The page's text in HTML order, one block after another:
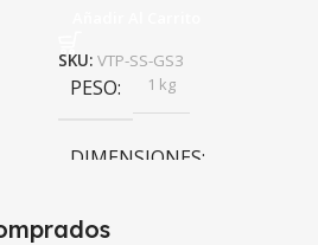
SKU: VTP-SS-GS3
PESO 1 kg
DIMENSIONES
20 × 20 × 20 cm